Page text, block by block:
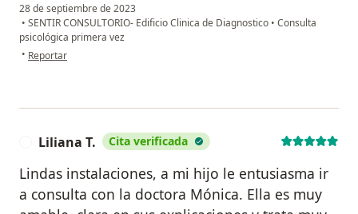
28 de septiembre de 2023
• SENTIR CONSULTORIO- Edificio Clinica de Diagnostico • Consulta
psicológica primera vez
• en opinión del usuario Ol
Reportar
Liliana T. Cita verificada
Lindas instalaciones, a mi hijo le entusiasma ir
a consulta con la doctora Mónica. Ella es muy